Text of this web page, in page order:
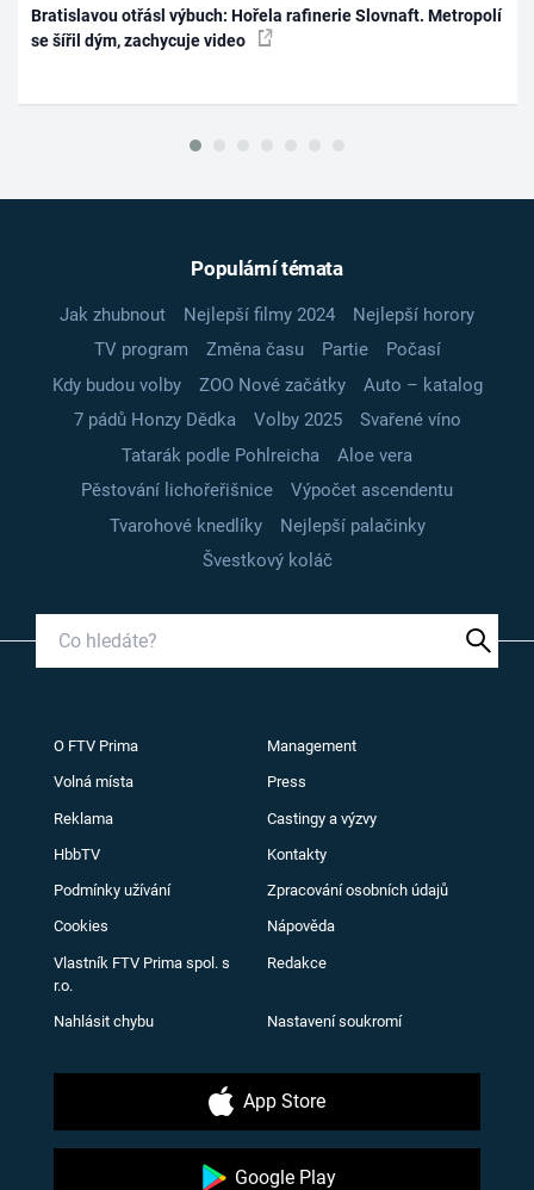
Bratislavou otřásl výbuch: Hořela rafinerie Slovnaft. Metropolí
se šířil dým, zachycuje video
Populární témata
Jak zhubnout Nejlepší filmy 2024
Nejlepší horory
TV program
Změna času Partie
Počasí
Kdy budou volby
ZOO Nové začátky
Auto – katalog
7 pádů Honzy Dědka
Volby 2025
Svařené víno
Tatarák podle Pohlreicha
Aloe vera
Pěstování lichořeřišnice
Výpočet ascendentu
Tvarohové knedlíky
Nejlepší palačinky
Švestkový koláč
O FTV Prima Management
Volná místa Press
Reklama Castingy a výzvy
HbbTV Kontakty
Podmínky užívání Zpracování osobních údajů
Cookies Nápověda
Vlastník FTV Prima spol. s
r.o.
Redakce
Nahlásit chybu Nastavení soukromí
App Store
Google Play